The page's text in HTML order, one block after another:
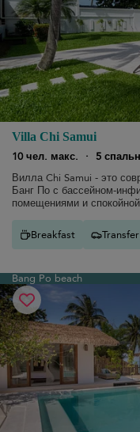
Villa Chi Samui
10 чел. макс.
· 5
Вилла Chi Samui - это
Банг По с бассейном-
помещениями и
Breakfast
Transfer
Bang Po beach